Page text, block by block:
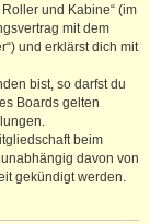
und Kabine“ (im
mit dem
und erklärst dich mit
bist, so darfst du
Boards gelten
beim
davon von
gekündigt werden.